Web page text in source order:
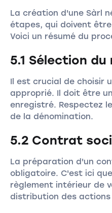
La création d'une Sàrl
étapes, qui doivent
Voici un résumé du
5.1 Sélection du
Il est crucial de choisir
approprié. Il doit être
enregistré. Respectez
de la dénomination.
5.2 Contrat
La préparation d'un
obligatoire. C'est ici
règlement intérieur de
distribution des